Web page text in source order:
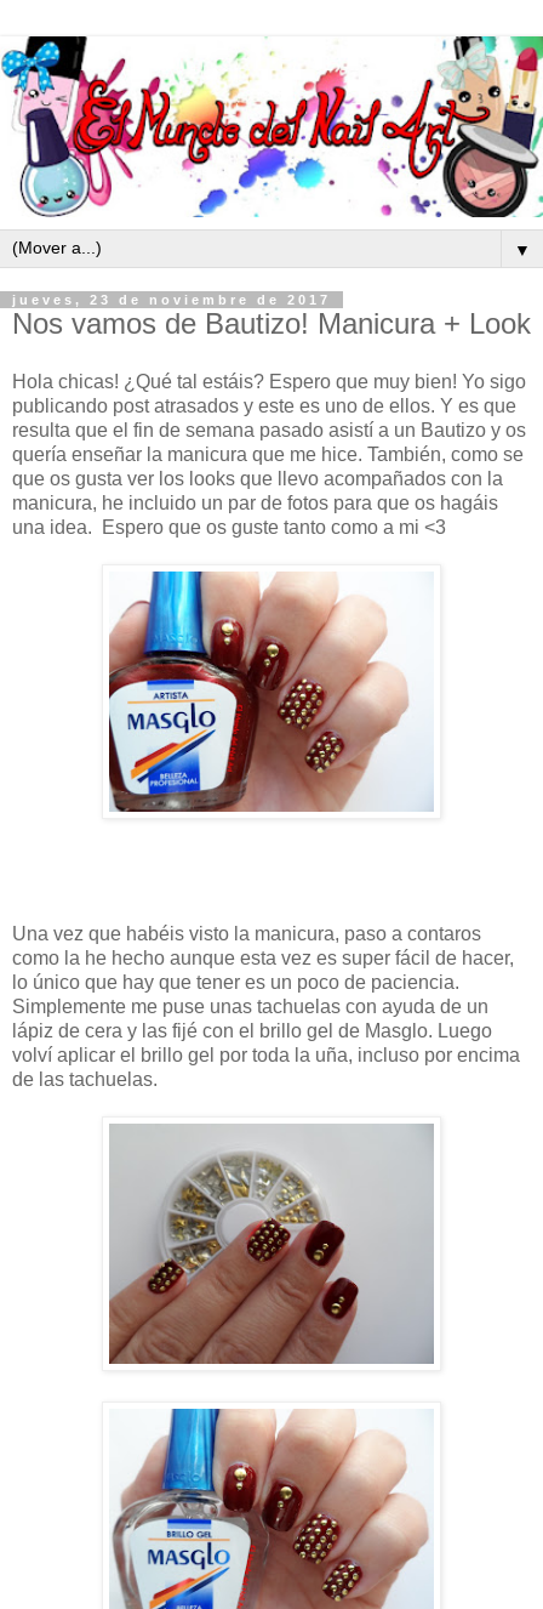
▼
jueves, 23 de noviembre de 2017
Nos vamos de Bautizo! Manicura + Look
Hola chicas! ¿Qué tal estáis? Espero que muy bien! Yo sigo
publicando post atrasados y este es uno de ellos. Y es que
resulta que el fin de semana pasado asistí a un Bautizo y os
quería enseñar la manicura que me hice. También, como se
que os gusta ver los looks que llevo acompañados con la
manicura, he incluido un par de fotos para que os hagáis
una idea. Espero que os guste tanto como a mi <3
Una vez que habéis visto la manicura, paso a contaros
como la he hecho aunque esta vez es super fácil de hacer,
lo único que hay que tener es un poco de paciencia.
Simplemente me puse unas tachuelas con ayuda de un
lápiz de cera y las fijé con el brillo gel de Masglo. Luego
volví aplicar el brillo gel por toda la uña, incluso por encima
de las tachuelas.